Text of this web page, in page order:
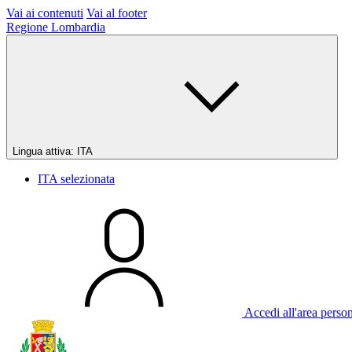
Vai ai contenuti Vai al footer
Regione Lombardia
Lingua attiva: ITA
ITA selezionata
Accedi all'area